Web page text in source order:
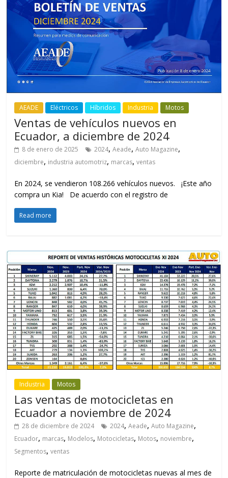
AEADE Eléctricos Híbridos Industria Motos
Ventas de vehículos nuevos en
Ecuador, a diciembre de 2024
8 de enero de 2025 2024,Aeade,Auto Magazine,
diciembre, industria automotriz, marcas,ventas
En 2024, se vendieron 108.266 vehículos nuevos. ¡Este año
compra un Kia! De acuerdo con el registro de
Read more
Industria Motos
Las ventas de motocicletas en
Ecuador a noviembre de 2024
28 de diciembre de 2024 2024,Aeade,Auto Magazine,
Ecuador, marcas, Modelos, Motocicletas, Motos, noviembre,
Segmentos,ventas
Reporte de matriculación de motocicletas nuevas al mes de